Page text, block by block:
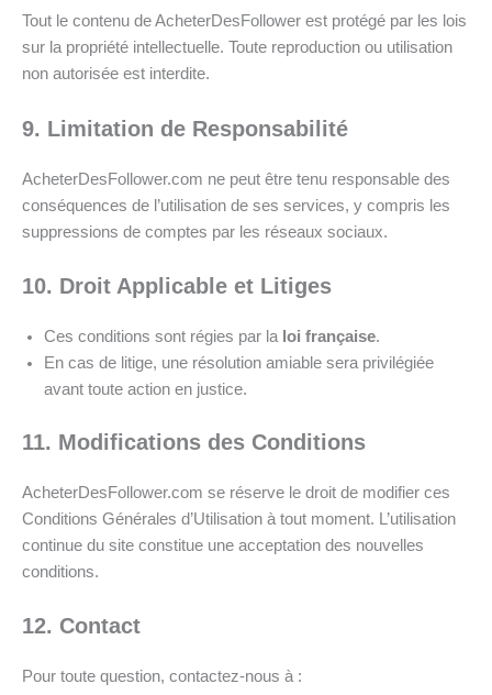
Tout le contenu de AcheterDesFollower est protégé par les lois
sur la propriété intellectuelle. Toute reproduction ou utilisation
non autorisée est interdite.
9. Limitation de Responsabilité
AcheterDesFollower.com ne peut être tenu responsable des
conséquences de l’utilisation de ses services, y compris les
suppressions de comptes par les réseaux sociaux.
10. Droit Applicable et Litiges
Ces conditions sont régies par la loi française.
En cas de litige, une résolution amiable sera privilégiée
avant toute action en justice.
11. Modifications des Conditions
AcheterDesFollower.com se réserve le droit de modifier ces
Conditions Générales d’Utilisation à tout moment. L’utilisation
continue du site constitue une acceptation des nouvelles
conditions.
12. Contact
Pour toute question, contactez-nous à :